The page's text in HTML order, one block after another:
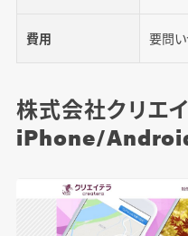
費用 要問
株式会社クリエ
iPhone/